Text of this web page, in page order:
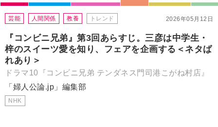
2026年05月12日
芸能 人間関係 教養 トレンド
『コンビニ兄弟』第3回あらすじ。三彦は中学生・
梓のスイーツ愛を知り、フェアを企画する＜ネタば
れあり＞
ドラマ10『コンビニ兄弟 テンダネス門司港こがね村店』
「婦人公論.jp」編集部
NHK